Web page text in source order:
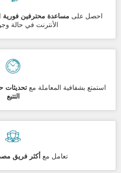
احصل على مساعدة محترفين فورية
الأنترنت في حالة
استمتع بشفافية المعاملة مع تحديثات
التتبع
تعامل مع أكثر فريق